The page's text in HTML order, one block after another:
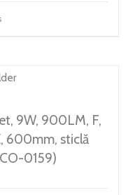
9W, 900LM, F,
600mm, sticlă
0159)